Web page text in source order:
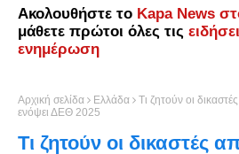
Ακολουθήστε το Kapa News
μάθετε πρώτοι όλες τις
ενημέρωση
Αρχική σελίδα Ελλάδα
Τι ζητούν οι
ενόψει ΔΕΘ 2025
Τι ζητούν οι δικαστές